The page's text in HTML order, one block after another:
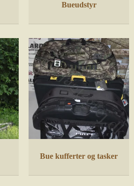
Bueudstyr
Bue kufferter og tasker